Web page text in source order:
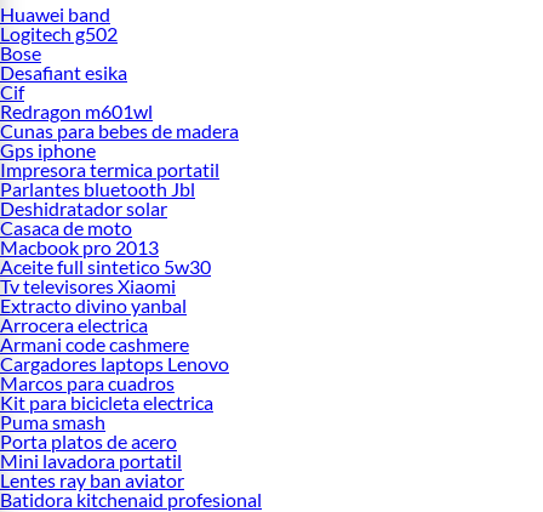
Huawei band
Logitech g502
Bose
Desafiant esika
Cif
Redragon m601wl
Cunas para bebes de madera
Gps iphone
Impresora termica portatil
Parlantes bluetooth Jbl
Deshidratador solar
Casaca de moto
Macbook pro 2013
Aceite full sintetico 5w30
Tv televisores Xiaomi
Extracto divino yanbal
Arrocera electrica
Armani code cashmere
Cargadores laptops Lenovo
Marcos para cuadros
Kit para bicicleta electrica
Puma smash
Porta platos de acero
Mini lavadora portatil
Lentes ray ban aviator
Batidora kitchenaid profesional